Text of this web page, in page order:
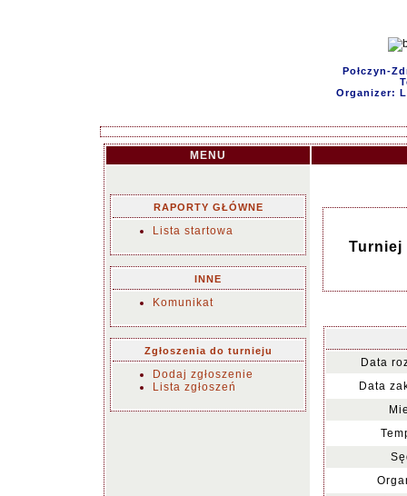
Połczyn-
Organizer:
MENU
RAPORTY GŁÓWNE
Lista startowa
INNE
Komunikat
Zgłoszenia do turnieju
Dodaj zgłoszenie
Lista zgłoszeń
Turniej
Data
Data